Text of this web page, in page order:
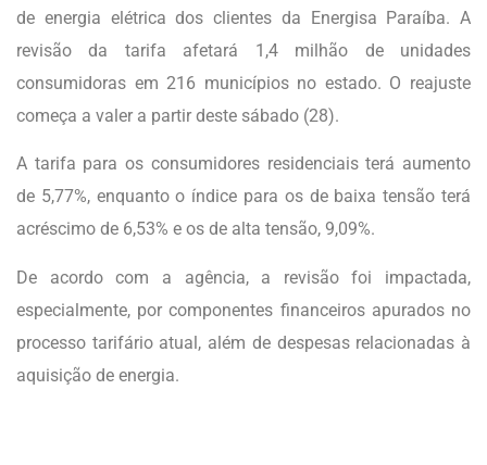
de energia elétrica dos clientes da Energisa Paraíba. A
revisão da tarifa afetará 1,4 milhão de unidades
consumidoras em 216 municípios no estado. O reajuste
começa a valer a partir deste sábado (28).
A tarifa para os consumidores residenciais terá aumento
de 5,77%, enquanto o índice para os de baixa tensão terá
acréscimo de 6,53% e os de alta tensão, 9,09%.
De acordo com a agência, a revisão foi impactada,
especialmente, por componentes financeiros apurados no
processo tarifário atual, além de despesas relacionadas à
aquisição de energia.